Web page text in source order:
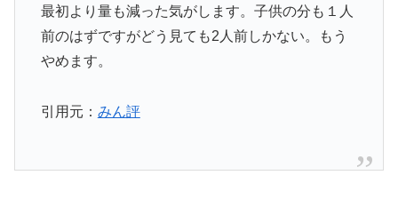
最初より量も減った気がします。子供の分も１人
前のはずですがどう見ても2人前しかない。もう
やめます。
引用元： みん評